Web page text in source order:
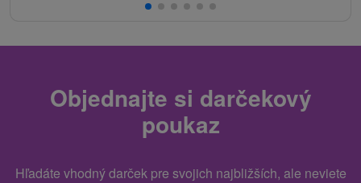
Objednajte si darčekový
poukaz
Hľadáte vhodný darček pre svojich najbližších, ale neviete